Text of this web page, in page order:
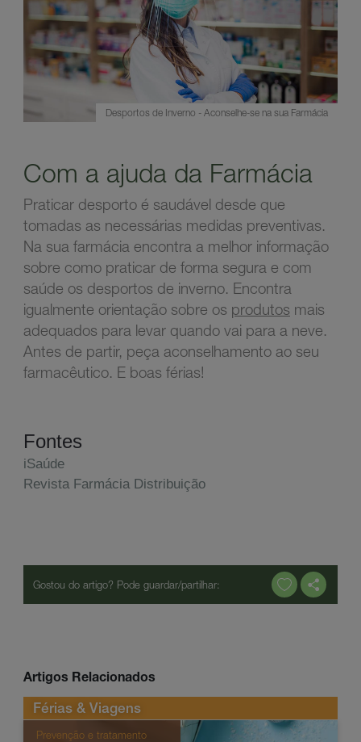
Desportos de Inverno - Aconselhe-se na sua Farmácia
Com a ajuda da Farmácia
Praticar desporto é saudável desde que
tomadas as necessárias medidas preventivas.
Na sua farmácia encontra a melhor informação
sobre como praticar de forma segura e com
saúde os desportos de inverno. Encontra
igualmente orientação sobre os produtos mais
adequados para levar quando vai para a neve.
Antes de partir, peça aconselhamento ao seu
farmacêutico. E boas férias!
Fontes
iSaúde
Revista Farmácia Distribuição
Artigos Relacionados
Férias & Viagens
Prevenção e tratamento